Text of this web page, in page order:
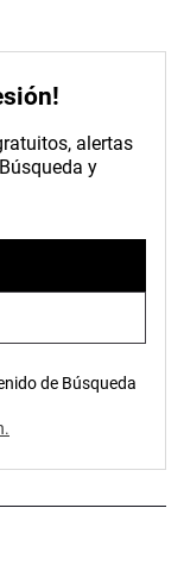
alertas
y
de Búsqueda